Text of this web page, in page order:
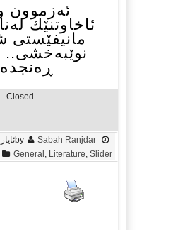
ئەزموون
ئاخاوتنێك
مانیفێستی
نوێبەخشی..
Closed
by Sabah Ranjdar
ئایار 12, 2023
General Literature Slider